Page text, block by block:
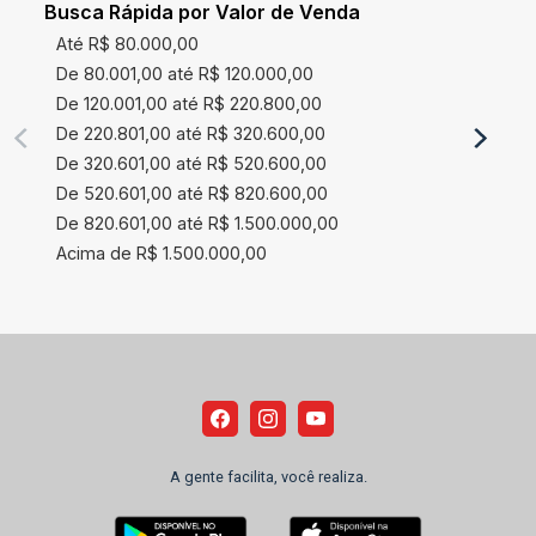
Busca Rápida por Valor de Venda
Até R$ 80.000,00
De 80.001,00 até R$ 120.000,00
De 120.001,00 até R$ 220.800,00
De 220.801,00 até R$ 320.600,00
De 320.601,00 até R$ 520.600,00
De 520.601,00 até R$ 820.600,00
De 820.601,00 até R$ 1.500.000,00
Acima de R$ 1.500.000,00
A gente facilita, você realiza.